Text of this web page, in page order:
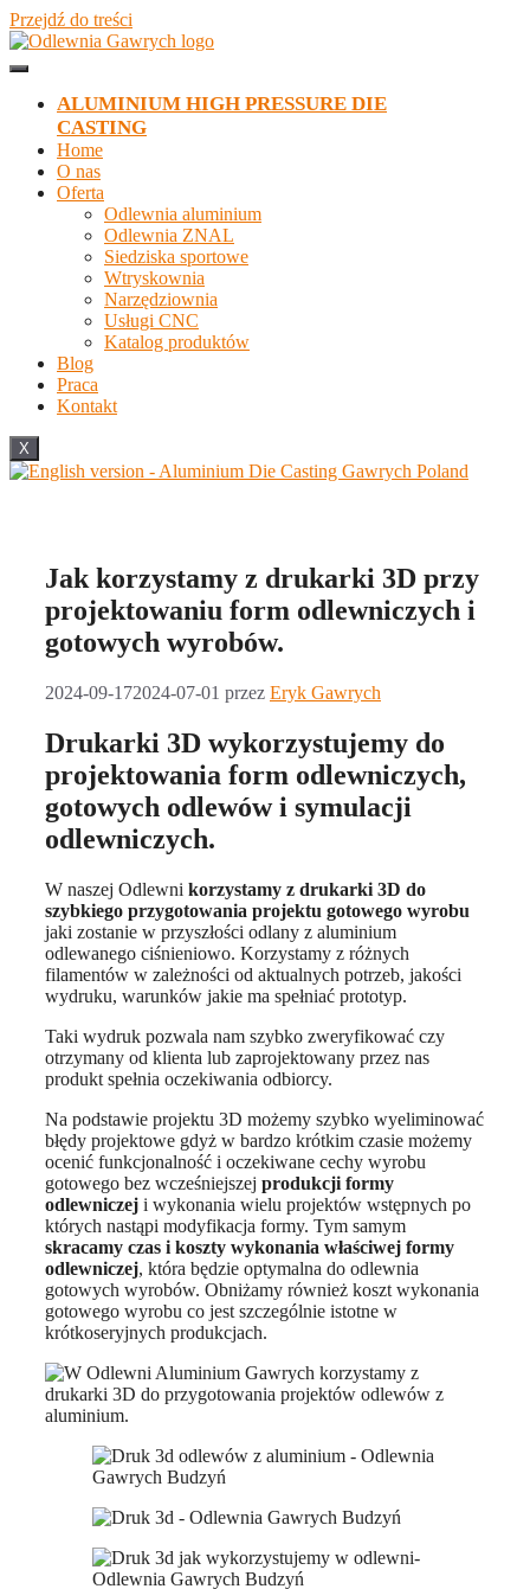
Przejdź do treści
ALUMINIUM HIGH PRESSURE DIE
CASTING
Home
O nas
Oferta
Odlewnia aluminium
Odlewnia ZNAL
Siedziska sportowe
Wtryskownia
Narzędziownia
Usługi CNC
Katalog produktów
Blog
Praca
Kontakt
X
Jak korzystamy z drukarki 3D przy
projektowaniu form odlewniczych i
gotowych wyrobów.
2024-09-172024-07-01 przez Eryk Gawrych
Drukarki 3D wykorzystujemy do
projektowania form odlewniczych,
gotowych odlewów i symulacji
odlewniczych.
W naszej Odlewni korzystamy z drukarki 3D do
szybkiego przygotowania projektu gotowego wyrobu
jaki zostanie w przyszłości odlany z aluminium
odlewanego ciśnieniowo. Korzystamy z różnych
filamentów w zależności od aktualnych potrzeb, jakości
wydruku, warunków jakie ma spełniać prototyp.
Taki wydruk pozwala nam szybko zweryfikować czy
otrzymany od klienta lub zaprojektowany przez nas
produkt spełnia oczekiwania odbiorcy.
Na podstawie projektu 3D możemy szybko wyeliminować
błędy projektowe gdyż w bardzo krótkim czasie możemy
ocenić funkcjonalność i oczekiwane cechy wyrobu
gotowego bez wcześniejszej produkcji formy
odlewniczej i wykonania wielu projektów wstępnych po
których nastąpi modyfikacja formy. Tym samym
skracamy czas i koszty wykonania właściwej formy
odlewniczej, która będzie optymalna do odlewnia
gotowych wyrobów. Obniżamy również koszt wykonania
gotowego wyrobu co jest szczególnie istotne w
krótkoseryjnych produkcjach.